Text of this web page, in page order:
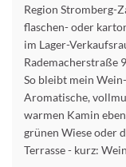
Region Stromberg-
flaschen- oder
im Lager-
Rademacherstraße
So bleibt mein
Aromatische,
warmen Kamin
grünen Wiese oder
Terrasse - kurz: